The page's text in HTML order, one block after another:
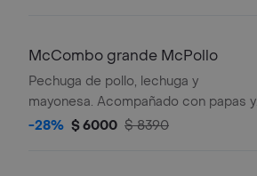
McCombo grande McPollo
Pechuga de pollo, lechuga y
mayonesa. Acompañado con papas y
bebida grande.
-28% $ 6000 $ 8390